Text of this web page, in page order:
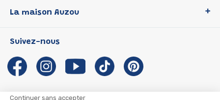
Continuer sans accepter
P'tit Loup
Les Influenceuses
Migali
Petite Taupe
La maison Auzou
Notre histoire
Auzou s'engage
Auteurs et illustrateurs Auzou
Suivez-nous